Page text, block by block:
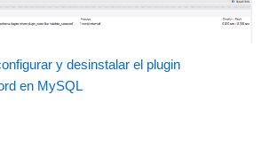
y desinstalar el plugin
en MySQL